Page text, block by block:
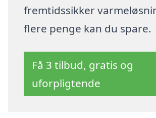
fremtidssikker
flere penge kan du spare.
Få 3 tilbud, gratis og
uforpligtende